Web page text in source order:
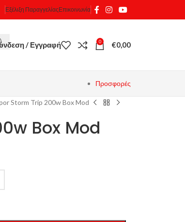
Εξέλιξη ΠαραγγελίαςΕπικοινωνία
/ Εγγραφή 0 €0,00
Προσφορές
Storm Trip 200w Box Mod
Box Mod